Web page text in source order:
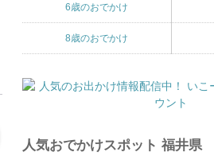
6歳のおでかけ
8歳のおでかけ
人気おでかけスポット 福井県